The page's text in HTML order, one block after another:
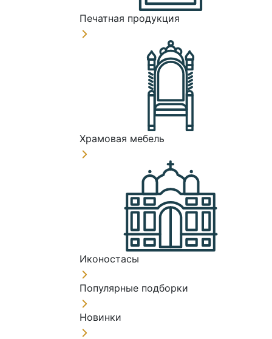
Печатная продукция
Храмовая мебель
Иконостасы
Популярные подборки
Новинки